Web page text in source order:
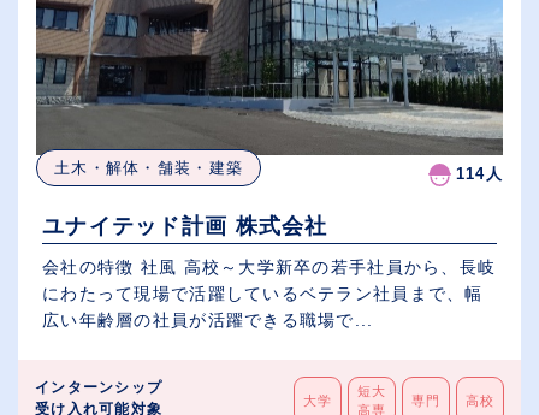
土木・解体・舗装・建築 114人
ユナイテッド計画 株式会社
会社の特徴 社風 高校～大学新卒の若手社員から、長岐
にわたって現場で活躍しているベテラン社員まで、幅
広い年齢層の社員が活躍できる職場で...
インターンシップ
受け入れ可能対象
大学
短大
高専
専門 高校